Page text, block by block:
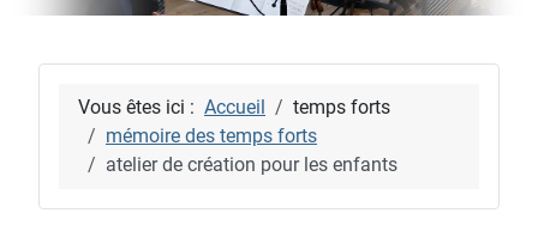
Vous êtes ici : Accueil
temps forts
mémoire des temps forts
atelier de création pour les enfants